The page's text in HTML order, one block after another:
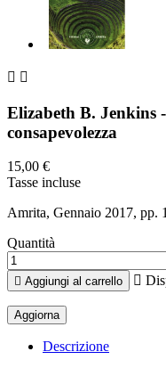
 
Elizabeth B. Jenkins
consapevolezza
15,00 €
Tasse incluse
Amrita, Gennaio 2017, pp.
Quantità
 Aggiungi al carrello 
Descrizione